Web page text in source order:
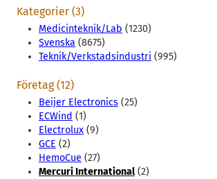
Kategorier (3)
Medicinteknik/Lab (1230)
Svenska (8675)
Teknik/Verkstadsindustri (995)
Företag (12)
Beijer Electronics (25)
ECWind (1)
Electrolux (9)
GCE (2)
HemoCue (27)
Mercuri International(2)